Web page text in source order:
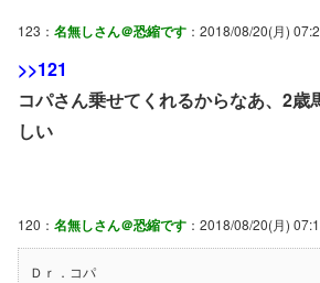
123： 名無しさん＠恐縮です ：2018/08/20(月)
>>121
コパさん乗せてくれるからなあ、2歳
しい
120： 名無しさん＠恐縮です ：2018/08/20(月)
Ｄｒ．コパ